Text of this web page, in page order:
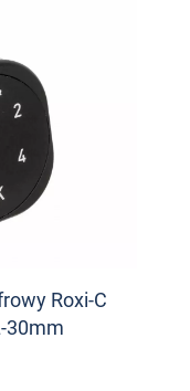
Roxi-C
30mm